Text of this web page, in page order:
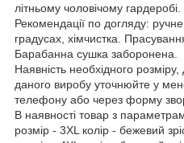
літньому чоловічому гардеробі.
Рекомендації по догляду:
градусах, хімчистка.
Барабанна сушка заборонена.
Наявність необхідного
даного виробу уточнюйте у
телефону або через форму
В наявності товар з
розмір - 3XL колір - бежевий